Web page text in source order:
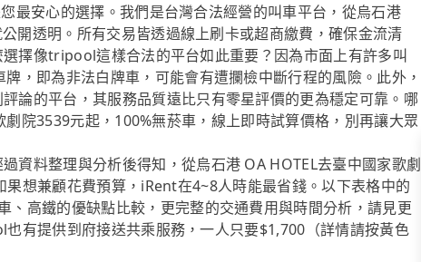
安心的選擇。我們是台灣合法經營的叫車平台，從烏石港
開透明。所有交易皆透過線上刷卡或超商繳費，確保金流清
擇像tripool這樣合法的平台如此重要？因為市面上有許多叫
，即為非法白牌車，可能會有遭攔檢中斷行程的風險。此外，
論的平台，其服務品質遠比只有零星評價的更為穩定可靠。哪
院3539元起，100%無菸車，線上即時試算價格，別再讓大眾
資料整理與分析後得知，從烏石港 OA HOTEL去臺中國家歌劇
想兼顧花費預算，iRent在4~8人時能最省錢。以下表格中的
、高鐵的優缺點比較，更完整的交通費用與時間分析，請見更
有提供到府接送共乘服務，一人只要$1,700（詳情請按黃色